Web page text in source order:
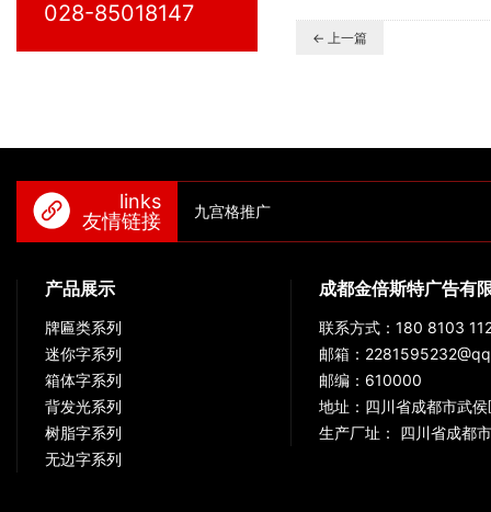
028-85018147
← 上一篇
links
友情链接
九宫格推广
产品展示
牌匾类系列
迷你字系列
箱体字系列
背发光系列
树脂字系列
无边字系列
成都金倍斯特广告有
联系方式：180 8103
邮箱：
邮编：610000
地址：四川省成都市武
生产厂址： 四川省成都